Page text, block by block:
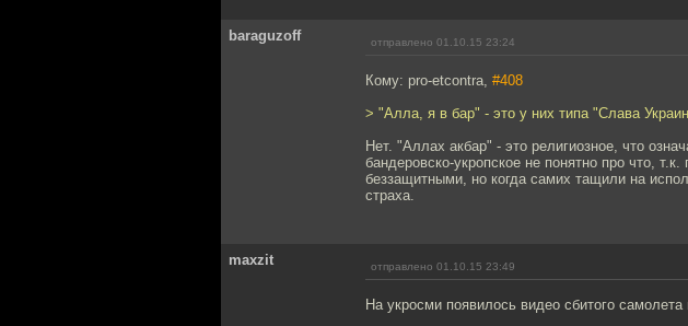
baraguzoff отправлено 01.10.15 23:24
Кому: pro-etcontra, #408
> "Алла, я в бар" - это у них типа "Слава
Нет. "Аллах акбар" - это религиозное, что
бандеровско-укропское не понятно про что,
беззащитными, но когда самих тащили на
страха.
maxzit отправлено 01.10.15 23:49
На укросми появилось видео сбитого